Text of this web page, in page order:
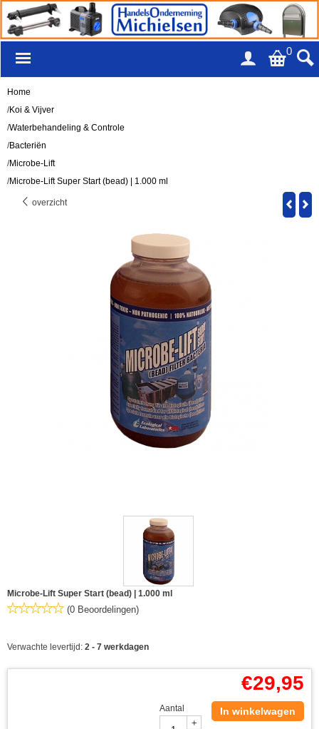
0
Home
/Koi & Vijver
/Waterbehandeling & Controle
/Bacteriën
/Microbe-Lift
/Microbe-Lift Super Start (bead) | 1.000 ml
overzicht
Microbe-Lift Super Start (bead) | 1.000 ml
(0 Beoordelingen)
Verwachte levertijd: 2 - 7 werkdagen
€29,95
Aantal
+
In winkelwagen